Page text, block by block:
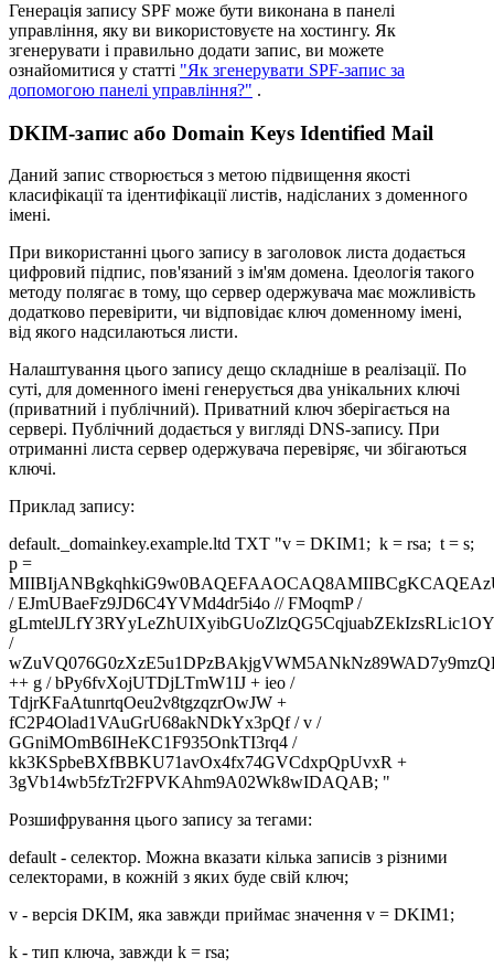
Генерація запису SPF може бути виконана в панелі
управління, яку ви використовуєте на хостингу. Як
згенерувати і правильно додати запис, ви можете
ознайомитися у статті "Як згенерувати SPF-запис за
допомогою панелі управління?" .
DKIM-запис або Domain Keys Identified Mail
Даний запис створюється з метою підвищення якості
класифікації та ідентифікації листів, надісланих з доменного
імені.
При використанні цього запису в заголовок листа додається
цифровий підпис, пов'язаний з ім'ям домена. Ідеологія такого
методу полягає в тому, що сервер одержувача має можливість
додатково перевірити, чи відповідає ключ доменному імені,
від якого надсилаються листи.
Налаштування цього запису дещо складніше в реалізації. По
суті, для доменного імені генерується два унікальних ключі
(приватний і публічний). Приватний ключ зберігається на
сервері. Публічний додається у вигляді DNS-запису. При
отриманні листа сервер одержувача перевіряє, чи збігаються
ключі.
Приклад запису:
default._domainkey.example.ltd TXT "v = DKIM1; k = rsa; t = s;
p =
/ EJmUBaeFz9JD6C4YVMd4dr5i4o // FMoqmP /
/
++ g / bPy6fvXojUTDjLTmW1IJ + ieo /
TdjrKFaAtunrtqOeu2v8tgzqzrOwJW +
fC2P4Olad1VAuGrU68akNDkYx3pQf / v /
GGniMOmB6IHeKC1F935OnkTI3rq4 /
kk3KSpbeBXfBBKU71avOx4fx74GVCdxpQpUvxR +
3gVb14wb5fzTr2FPVKAhm9A02Wk8wIDAQAB; "
Розшифрування цього запису за тегами:
default - селектор. Можна вказати кілька записів з різними
селекторами, в кожній з яких буде свій ключ;
v - версія DKIM, яка завжди приймає значення v = DKIM1;
k - тип ключа, завжди k = rsa;